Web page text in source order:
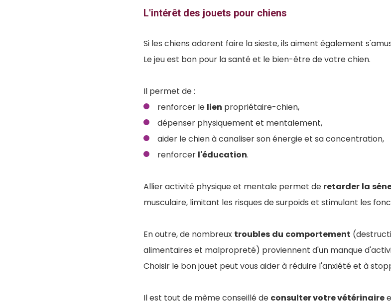
L'intérêt des jouets pour chiens
Si les chiens adorent faire la sieste, ils aiment également
Le jeu est bon pour la santé et le bien-être de votre chien.
Il permet de :
renforcer le lien propriétaire-chien,
dépenser physiquement et mentalement,
aider le chien à canaliser son énergie et sa concentration,
renforcer l'éducation.
Allier activité physique et mentale permet de retarder la
musculaire, limitant les risques de surpoids et stimulant les
En outre, de nombreux troubles du comportement
alimentaires et malpropreté) proviennent d'un manque
Choisir le bon jouet peut vous aider à réduire l'anxiété et à
Il est tout de même conseillé de consulter votre vétérinaire